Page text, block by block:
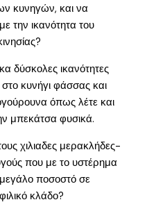
κυνηγών, και να
την ικανότητα του
δύσκολες ικανότητες
κυνήγι φάσσας και
όπως λέτε και
μπεκάτσα φυσικά.
χιλιαδες μερακλήδες-
που με το υστέρημα
ποσοστό σε
κλάδο?